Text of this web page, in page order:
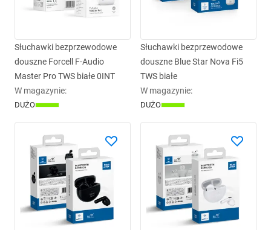
Słuchawki bezprzewodowe
douszne Forcell F-Audio
Master Pro TWS białe 0INT
W magazynie:
DUŻO
Słuchawki bezprzewodowe
douszne Blue Star Nova Fi5
TWS białe
W magazynie:
DUŻO